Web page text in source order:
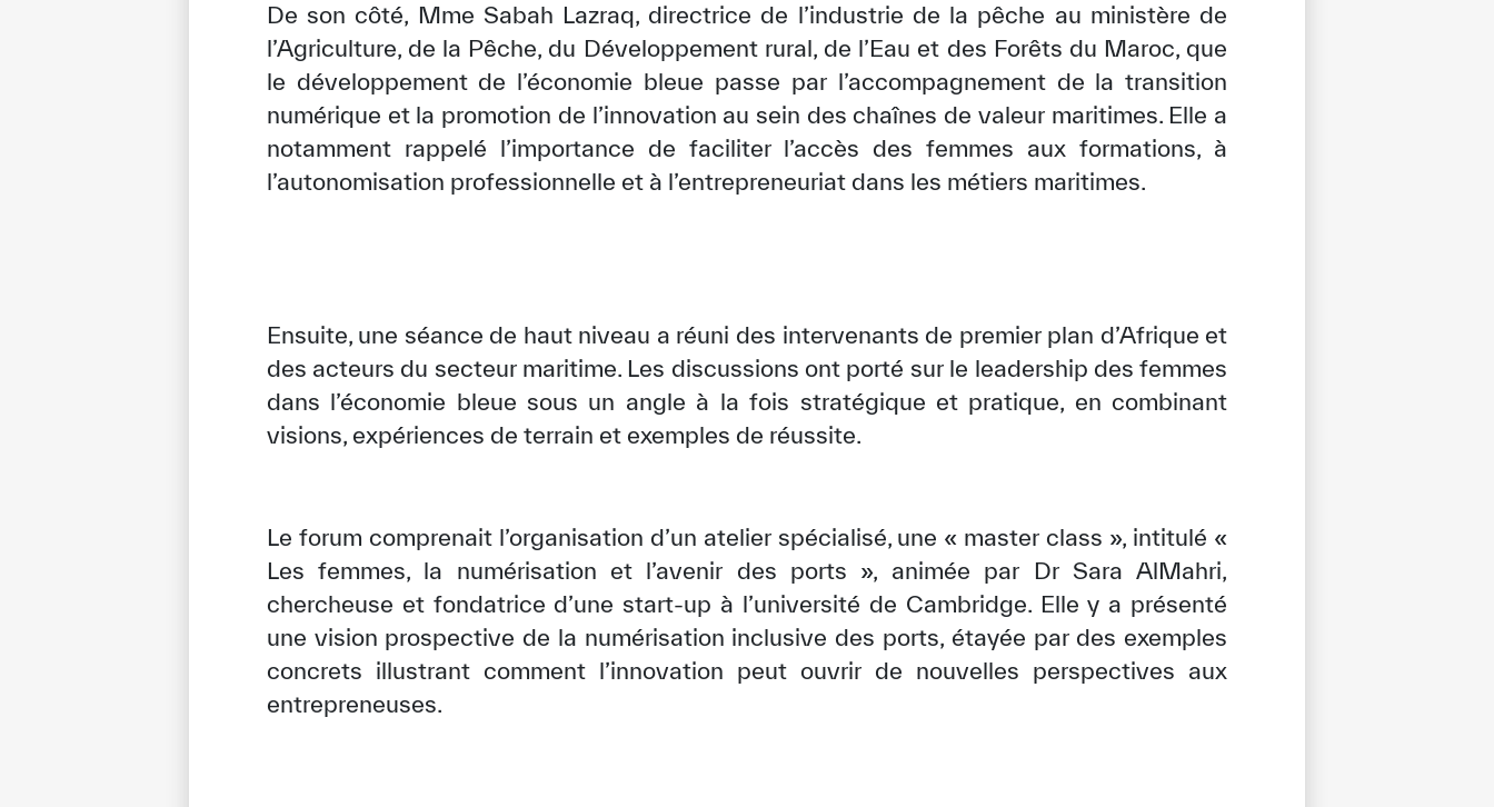
Extremely Dissatisfied Extremely Satisfied
De son côté, Mme Sabah Lazraq, directrice de l’industrie de la pêche au ministère de
l’Agriculture, de la Pêche, du Développement rural, de l’Eau et des Forêts du Maroc, que
le développement de l’économie bleue passe par l’accompagnement de la transition
numérique et la promotion de l’innovation au sein des chaînes de valeur maritimes. Elle a
notamment rappelé l’importance de faciliter l’accès des femmes aux formations, à
l’autonomisation professionnelle et à l’entrepreneuriat dans les métiers maritimes.
Ensuite, une séance de haut niveau a réuni des intervenants de premier plan d’Afrique et
des acteurs du secteur maritime. Les discussions ont porté sur le leadership des femmes
dans l’économie bleue sous un angle à la fois stratégique et pratique, en combinant
visions, expériences de terrain et exemples de réussite.
Le forum comprenait l’organisation d’un atelier spécialisé, une « master class », intitulé «
Les femmes, la numérisation et l’avenir des ports », animée par Dr Sara AlMahri,
chercheuse et fondatrice d’une start-up à l’université de Cambridge. Elle y a présenté
une vision prospective de la numérisation inclusive des ports, étayée par des exemples
concrets illustrant comment l’innovation peut ouvrir de nouvelles perspectives aux
entrepreneuses.